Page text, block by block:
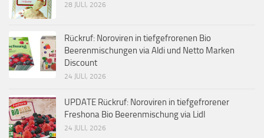
28 JULI, 2026
Rückruf: Noroviren in tiefgefrorenen Bio
Beerenmischungen via Aldi und Netto Marken
Discount
24 JULI, 2026
UPDATE Rückruf: Noroviren in tiefgefrorener
Freshona Bio Beerenmischung via Lidl
24 JULI, 2026